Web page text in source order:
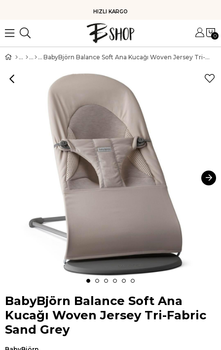
HIZLI KARGO
0
BabyBjörn Balance Soft Ana Kucağı Woven Jersey Tri-Fabric Sand Grey
BabyBjörn Balance Soft Ana
Kucağı Woven Jersey Tri-Fabric
Sand Grey